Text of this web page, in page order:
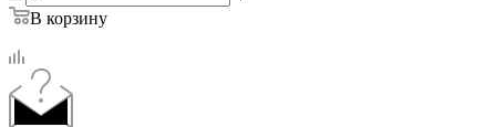
В корзину